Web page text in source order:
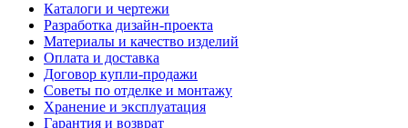
Каталоги и чертежи
Разработка дизайн-проекта
Материалы и качество изделий
Оплата и доставка
Договор купли-продажи
Советы по отделке и монтажу
Хранение и эксплуатация
Гарантия и возврат